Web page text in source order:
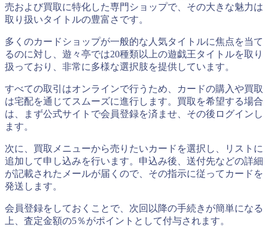
売および買取に特化した専門ショップで、その大きな魅力は
取り扱いタイトルの豊富さです。
多くのカードショップが一般的な人気タイトルに焦点を当て
るのに対し、遊々亭では20種類以上の遊戯王タイトルを取り
扱っており、非常に多様な選択肢を提供しています。
すべての取引はオンラインで行うため、カードの購入や買取
は宅配を通じてスムーズに進行します。買取を希望する場合
は、まず公式サイトで会員登録を済ませ、その後ログインし
ます。
次に、買取メニューから売りたいカードを選択し、リストに
追加して申し込みを行います。申込み後、送付先などの詳細
が記載されたメールが届くので、その指示に従ってカードを
発送します。
会員登録をしておくことで、次回以降の手続きが簡単になる
上、査定金額の5％がポイントとして付与されます。